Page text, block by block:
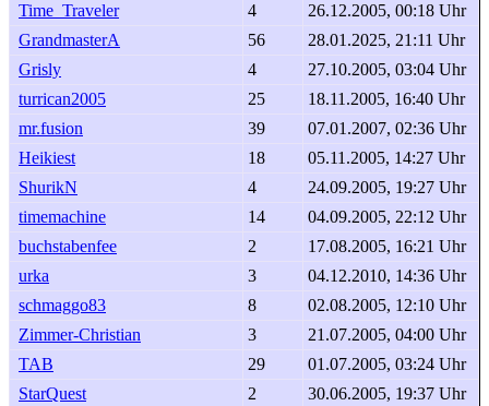
Time_Traveler
4
26.12.2005, 00:18 Uhr
GrandmasterA
56
28.01.2025, 21:11 Uhr
Grisly
4
27.10.2005, 03:04 Uhr
turrican2005
25
18.11.2005, 16:40 Uhr
mr.fusion
39
07.01.2007, 02:36 Uhr
Heikiest
18
05.11.2005, 14:27 Uhr
ShurikN
4
24.09.2005, 19:27 Uhr
timemachine
14
04.09.2005, 22:12 Uhr
buchstabenfee
2
17.08.2005, 16:21 Uhr
urka
3
04.12.2010, 14:36 Uhr
schmaggo83
8
02.08.2005, 12:10 Uhr
Zimmer-Christian
3
21.07.2005, 04:00 Uhr
TAB
29
01.07.2005, 03:24 Uhr
StarQuest
2 30.06.2005, 19:37 Uhr